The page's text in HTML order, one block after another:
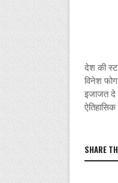
देश की
विनेश
इजाजत दे
SHARE